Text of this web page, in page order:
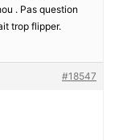
. Pas question
trop flipper.
#18547